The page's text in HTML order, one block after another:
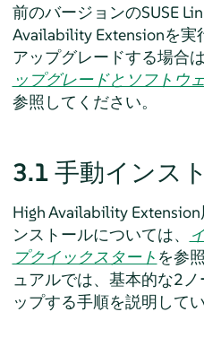
前のバージョンのSUSE
Availability Extensionを実
アップグレードする場合は
ップグレードとソフトウ
参照してください。
3.1 手動インス
High Availability
ンストールについては、
プクイックスタート を参
ュアルでは、基本的な2
ップする手順を説明してい